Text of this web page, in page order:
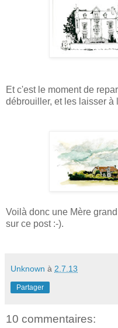
Et c'est le moment de
débrouiller, et les laisser à
Voilà donc une Mère
sur ce post :-).
Unknown à 2.7.13
Partager
10 commentaires: